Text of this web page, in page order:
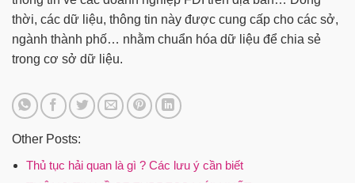
thời, các dữ liệu, thông tin này được cung cấp cho các sở,
ngành thành phố… nhằm chuẩn hóa dữ liệu để chia sẻ
trong cơ sở dữ liệu.
Other Posts:
Thủ tục hải quan là gì ? Các lưu ý cần biết